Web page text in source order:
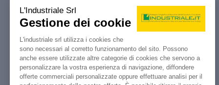
Industriale.it
Il tuo portale di riferimento per
compravendita, aste e liquidazioni di
macchine utensili e macchinari
industriali.